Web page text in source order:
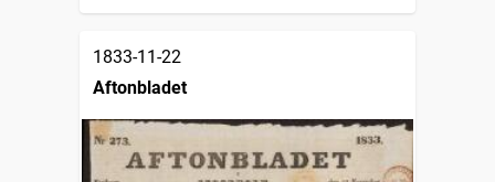
1833-11-22
Aftonbladet